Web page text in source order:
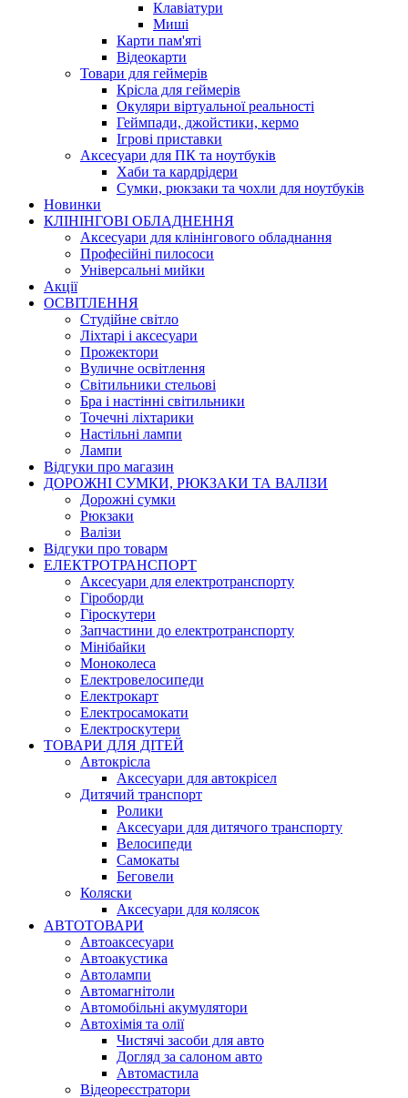
Клавіатури
Миші
Карти пам'яті
Відеокарти
Товари для геймерів
Крісла для геймерів
Окуляри віртуальної реальності
Геймпади, джойстики, кермо
Ігрові приставки
Аксесуари для ПК та ноутбуків
Хаби та кардрідери
Сумки, рюкзаки та чохли для ноутбуків
Новинки
КЛІНІНГОВІ ОБЛАДНЕННЯ
Аксесуари для клінінгового обладнання
Професійні пилососи
Універсальні мийки
Акції
ОСВІТЛЕННЯ
Студійне світло
Ліхтарі і аксесуари
Прожектори
Вуличне освітлення
Світильники стельові
Бра і настінні світильники
Точечні ліхтарики
Настільні лампи
Лампи
Відгуки про магазин
ДОРОЖНІ СУМКИ, РЮКЗАКИ ТА ВАЛІЗИ
Дорожні сумки
Рюкзаки
Валізи
Відгуки про товарм
ЕЛЕКТРОТРАНСПОРТ
Аксесуари для електротранспорту
Гіроборди
Гіроскутери
Запчастини до електротранспорту
Мінібайки
Моноколеса
Електровелосипеди
Електрокарт
Електросамокати
Електроскутери
ТОВАРИ ДЛЯ ДІТЕЙ
Автокрісла
Аксесуари для автокрісел
Дитячий транспорт
Ролики
Аксесуари для дитячого транспорту
Велосипеди
Самокаты
Беговели
Коляски
Аксесуари для колясок
АВТОТОВАРИ
Автоаксесуари
Автоакустика
Автолампи
Автомагнітоли
Автомобільні акумулятори
Автохімія та олії
Чистячі засоби для авто
Догляд за салоном авто
Автомастила
Відеореєстратори